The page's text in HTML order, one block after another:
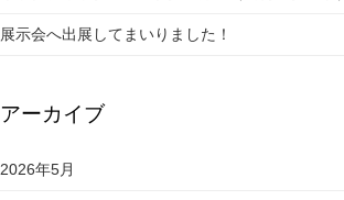
展示会へ出展してまいりました！
アーカイブ
2026年5月